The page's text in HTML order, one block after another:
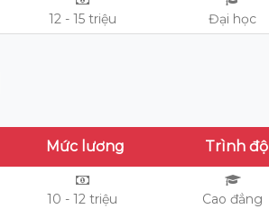
12 - 15 triệu Đại học
Mức lương Trình độ
10 - 12 triệu Cao đẳng